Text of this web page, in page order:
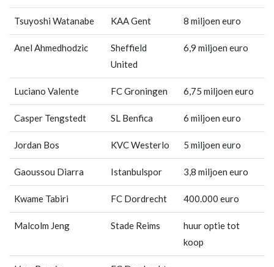
Tsuyoshi Watanabe KAA Gent 8 miljoen euro
Anel Ahmedhodzic
Sheffield
United
6,9 miljoen euro
Luciano Valente FC Groningen 6,75 miljoen euro
Casper Tengstedt SL Benfica 6 miljoen euro
Jordan Bos KVC Westerlo 5 miljoen euro
Gaoussou Diarra Istanbulspor 3,8 miljoen euro
Kwame Tabiri FC Dordrecht 400.000 euro
Malcolm Jeng Stade Reims
huur optie tot
koop